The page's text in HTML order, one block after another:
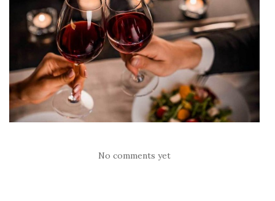
No comments yet